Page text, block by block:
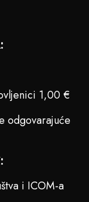
1,00 €
odgovarajuće
i ICOM-a